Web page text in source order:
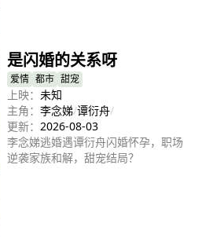
是闪婚的关系呀
爱情 都市 甜宠
上映： 未知
主角： 李念娣/谭衍舟/
更新： 2026-08-03
李念娣逃婚遇谭衍舟闪婚怀孕，职场
逆袭家族和解，甜宠结局？